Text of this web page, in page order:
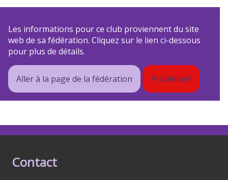
Les informations pour ce club proviennent du site
web de sa fédération. Cliquez sur le lien ci-dessous
pour plus de détails.
Aller à la page de la fédération Problème !
Contact